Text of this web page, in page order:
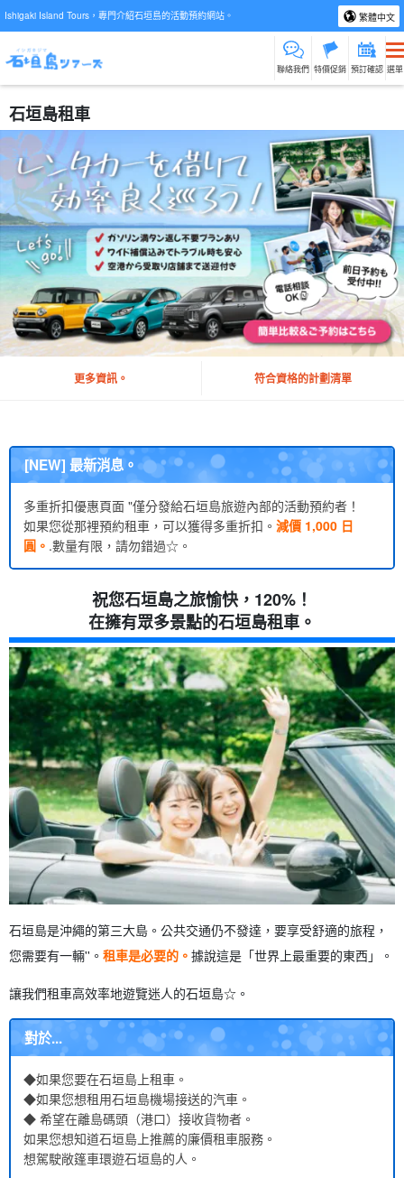
Ishigaki Island Tours，專門介紹石垣島的活動預約網站。 繁體中文
聯絡我們 特價促銷 預訂確認 選單
石垣島租車
更多資訊。 符合資格的計劃清單
[NEW] 最新消息。
多重折扣優惠頁面 "僅分發給石垣島旅遊內部的活動預約者！
如果您從那裡預約租車，可以獲得多重折扣。 減價 1,000 日
圓。 .數量有限，請勿錯過☆。
祝您石垣島之旅愉快，120%！
在擁有眾多景點的石垣島租車。
石垣島是沖繩的第三大島。公共交通仍不發達，要享受舒適的旅程，
您需要有一輛''。 租車是必要的。 據說這是「世界上最重要的東西」。
讓我們租車高效率地遊覽迷人的石垣島☆。
對於...
◆如果您要在石垣島上租車。
◆如果您想租用石垣島機場接送的汽車。
◆ 希望在離島碼頭（港口）接收貨物者。
如果您想知道石垣島上推薦的廉價租車服務。
想駕駛敞篷車環遊石垣島的人。